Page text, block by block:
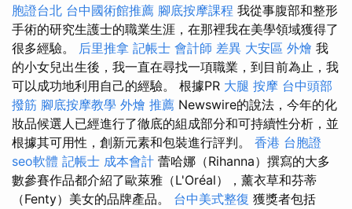
胞證台北 台中國術館推薦 腳底按摩課程 我從事腹部和整形
手術的研究生護士的職業生涯，在那裡我在美學領域獲得了
很多經驗。 后里推拿 記帳士 會計師 差異 大安區 外燴 我
的小女兒出生後，我一直在尋找一項職業，到目前為止，我
可以成功地利用自己的經驗。 根據PR 大腿 按摩 台中頭部
撥筋 腳底按摩教學 外燴 推薦 Newswire的說法，今年的化
妝品候選人已經進行了徹底的組成部分和可持續性分析，並
根據其可用性，創新元素和包裝進行評判。 香港 台胞證
seo軟體 記帳士 成本會計 蕾哈娜（Rihanna）撰寫的大多
數參賽作品都介紹了歐萊雅（L'Oréal），薰衣草和芬蒂
（Fenty）美女的品牌產品。 台中美式整復 獲獎者包括